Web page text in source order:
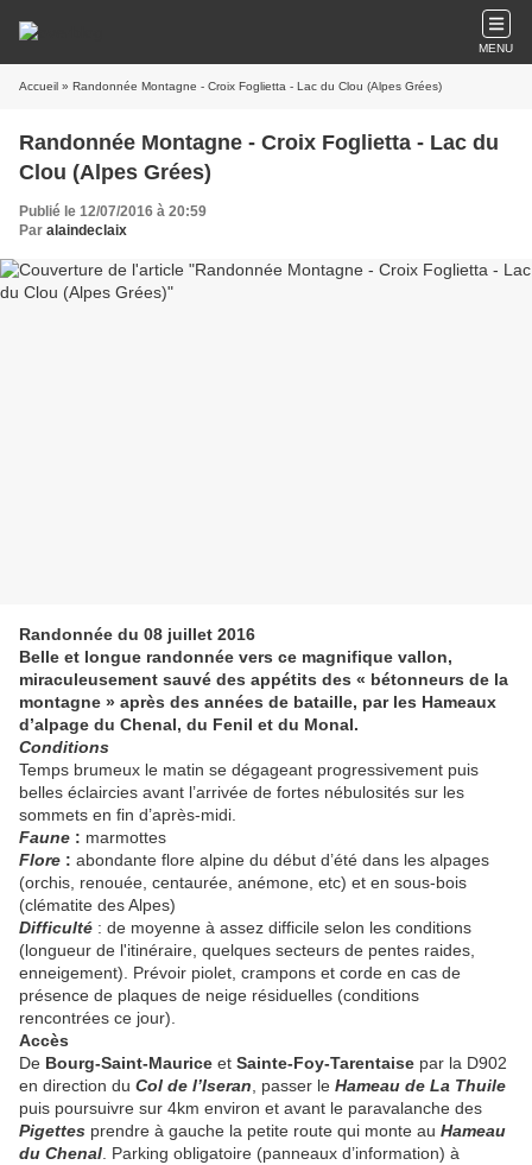
MENU
Accueil » Randonnée Montagne - Croix Foglietta - Lac du Clou (Alpes Grées)
Randonnée Montagne - Croix Foglietta - Lac du
Clou (Alpes Grées)
Publié le 12/07/2016 à 20:59
Par alaindeclaix
Randonnée du 08 juillet 2016
Belle et longue randonnée vers ce magnifique vallon,
miraculeusement sauvé des appétits des « bétonneurs de la
montagne » après des années de bataille, par les Hameaux
d’alpage du Chenal, du Fenil et du Monal.
Conditions
Temps brumeux le matin se dégageant progressivement puis
belles éclaircies avant l’arrivée de fortes nébulosités sur les
sommets en fin d’après-midi.
Faune : marmottes
Flore : abondante flore alpine du début d’été dans les alpages
(orchis, renouée, centaurée, anémone, etc) et en sous-bois
(clématite des Alpes)
Difficulté : de moyenne à assez difficile selon les conditions
(longueur de l'itinéraire, quelques secteurs de pentes raides,
enneigement). Prévoir piolet, crampons et corde en cas de
présence de plaques de neige résiduelles (conditions
rencontrées ce jour).
Accès
De Bourg-Saint-Maurice et Sainte-Foy-Tarentaise par la D902
en direction du Col de l’Iseran , passer le Hameau de La Thuile
puis poursuivre sur 4km environ et avant le paravalanche des
Pigettes prendre à gauche la petite route qui monte au Hameau
du Chenal . Parking obligatoire (panneaux d’information) à